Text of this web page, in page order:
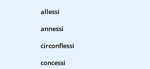
allessi
annessi
circonflessi
concessi